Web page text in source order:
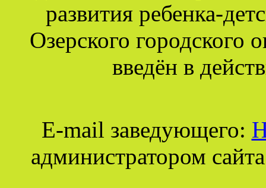
развития ребенка-
Озерского городского
введён в
E-mail заведующего:
администратором